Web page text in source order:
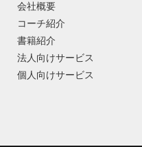
会社概要
コーチ紹介
書籍紹介
法人向けサービス
個人向けサービス